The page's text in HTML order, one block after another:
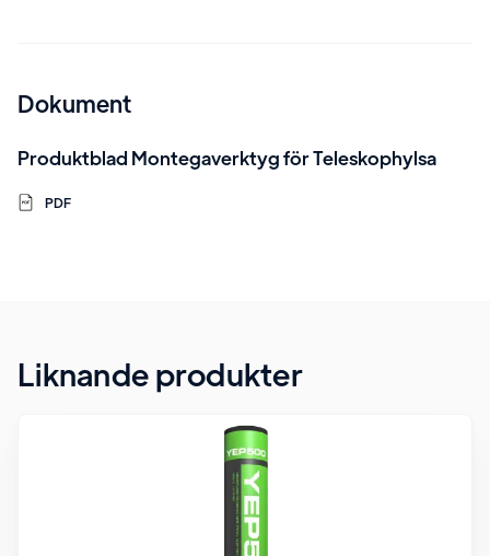
Dokument
Produktblad Montegaverktyg för Teleskophylsa
PDF
Liknande produkter